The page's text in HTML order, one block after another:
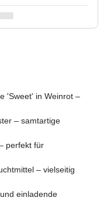
'Sweet' in Weinrot –
– samtartige
perfekt für
– vielseitig
einladende